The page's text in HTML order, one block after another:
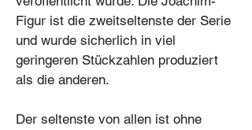
Figur ist die zweitseltenste der Serie
und wurde sicherlich in viel
geringeren Stückzahlen produziert
als die anderen.
Der seltenste von allen ist ohne